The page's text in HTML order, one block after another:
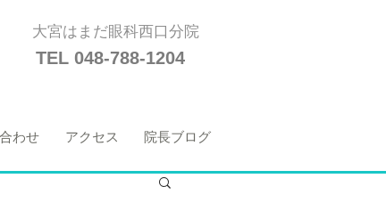
大宮はまだ眼科西口分院
TEL 048-788-1204
わせ アクセス 院長ブログ